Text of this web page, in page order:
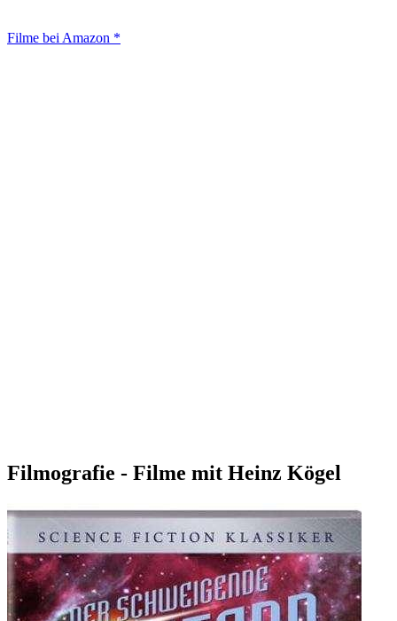
Filme bei Amazon *
Filmografie - Filme mit Heinz Kögel